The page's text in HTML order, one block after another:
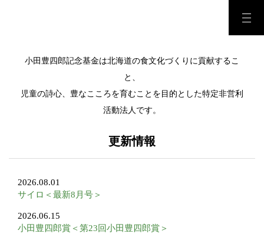
小田豊四郎記念基金は北海道の食文化づくりに貢献するこ
と、
児童の詩心、豊なこころを育むことを目的とした特定非営利
活動法人です。
更新情報
2026.08.01
サイロ＜最新8月号＞
2026.06.15
小田豊四郎賞＜第23回小田豊四郎賞＞